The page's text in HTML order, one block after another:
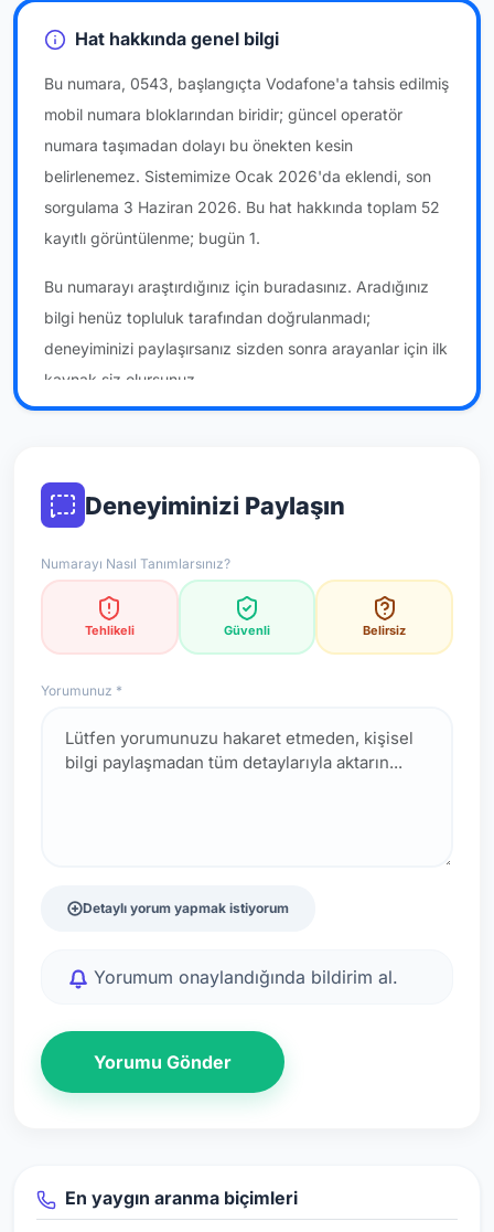
Hat hakkında genel bilgi
Bu numara, 0543, başlangıçta Vodafone'a tahsis edilmiş
mobil numara bloklarından biridir; güncel operatör
numara taşımadan dolayı bu önekten kesin
belirlenemez. Sistemimize Ocak 2026'da eklendi, son
sorgulama 3 Haziran 2026. Bu hat hakkında toplam 52
kayıtlı görüntülenme; bugün 1.
Bu numarayı araştırdığınız için buradasınız. Aradığınız
bilgi henüz topluluk tarafından doğrulanmadı;
deneyiminizi paylaşırsanız sizden sonra arayanlar için ilk
kaynak siz olursunuz.
Deneyiminizi Paylaşın
Numarayı Nasıl Tanımlarsınız?
Tehlikeli Güvenli Belirsiz
Yorumunuz *
Detaylı yorum yapmak istiyorum
Yorumum onaylandığında bildirim al.
Yorumu Gönder
En yaygın aranma biçimleri